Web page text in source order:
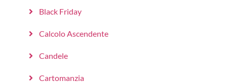
Black Friday
Calcolo Ascendente
Candele
Cartomanzia